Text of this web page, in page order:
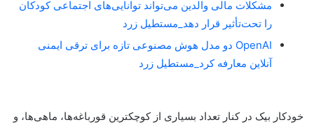
مشکلات مالی والدین می‌تواند توانایی‌های اجتماعی کودکان
را تحت‌تأثیر قرار دهد_مستطیل زرد
OpenAI دو مدل هوش مصنوعی تازه برای ترقی ایمنی
آنلاین معارفه کرد_مستطیل زرد
خودکار بیک در کنار تعداد بسیاری از کوچکترین قورباغه‌ها، ماهی‌ها، و